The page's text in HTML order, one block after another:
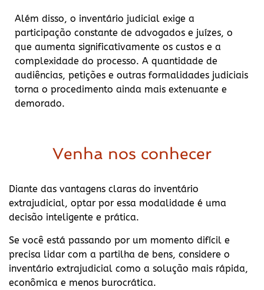
Além disso, o inventário judicial exige a
participação constante de advogados e juízes, o
que aumenta significativamente os custos e a
complexidade do processo. A quantidade de
audiências, petições e outras formalidades judiciais
torna o procedimento ainda mais extenuante e
demorado.
Venha nos conhecer
Diante das vantagens claras do inventário
extrajudicial, optar por essa modalidade é uma
decisão inteligente e prática.
Se você está passando por um momento difícil e
precisa lidar com a partilha de bens, considere o
inventário extrajudicial como a solução mais rápida,
econômica e menos burocrática.